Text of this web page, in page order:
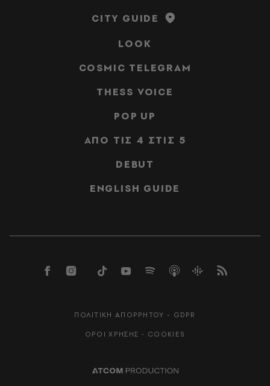
CITY GUIDE
LOOK
COSMIC TELEGRAM
THESS VOICE
POP UP
ΑΠΟ ΤΙΣ 4 ΣΤΙΣ 5
DEBUT
ENGLISH GUIDE
ΠΟΛΙΤΙΚΗ ΑΠΟΡΡΗΤΟΥ - GDPR
ΟΡΟΙ ΧΡΗΣΗΣ - COOKIES